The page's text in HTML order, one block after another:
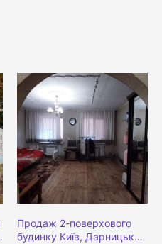
Продаж 2-поверхового
будинку Київ, Дарницький